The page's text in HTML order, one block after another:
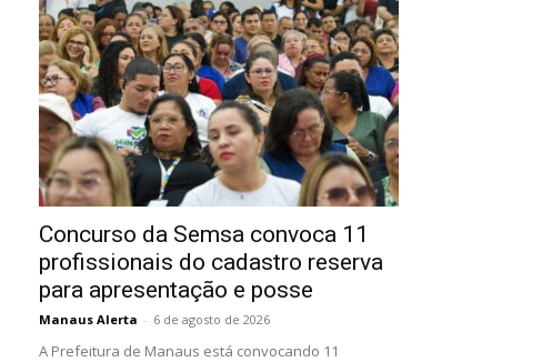
Concurso da Semsa convoca 11
profissionais do cadastro reserva
para apresentação e posse
Manaus Alerta - 6 de agosto de 2026
A Prefeitura de Manaus está convocando 11